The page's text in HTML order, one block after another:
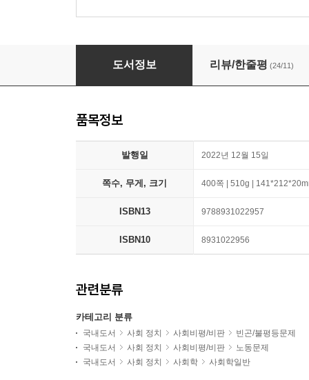
사라질 수 없는 사람들
도서정보 리뷰/한줄평 (24/11)
품목정보
발행일 2022년 12월 15일
쪽수, 무게, 크기 400쪽 | 510g |
ISBN13 9788931022957
ISBN10 8931022956
관련분류
카테고리 분류
국내도서 사회 정치 사회비평/비판
빈곤/불평등문제
국내도서
사회 정치 사회비평/비판
노동문제
국내도서
사회 정치 사회학 사회학일반